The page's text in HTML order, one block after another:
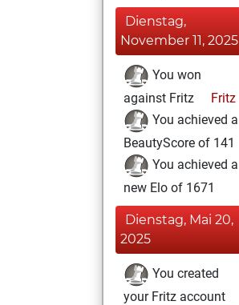
Dienstag,
November 11, 2025
You won
against Fritz
Fritz
You achieved a
BeautyScore of 141
You achieved a
new Elo of 1671
Dienstag, Mai 20,
2025
You created
your Fritz account